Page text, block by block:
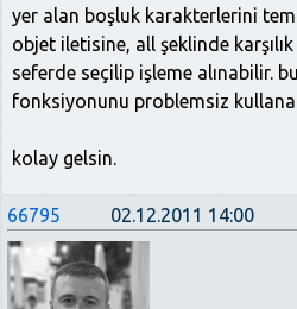
yer alan boşluk karakterlerini
objet iletisine, all şeklinde
seferde seçilip işleme alınabilir.
fonksiyonunu problemsiz
kolay gelsin.
66795 02.12.2011 14:00